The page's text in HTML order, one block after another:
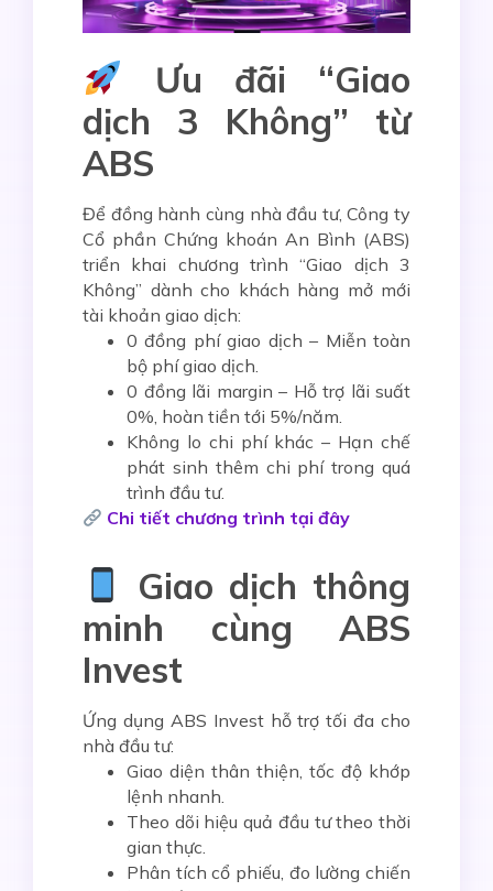
Ưu đãi “Giao
dịch 3 Không” từ
ABS
Để đồng hành cùng nhà đầu tư, Công ty
Cổ phần Chứng khoán An Bình (ABS)
triển khai chương trình“Giao dịch 3
Không” dành cho khách hàng mở mới
tài khoản giao dịch:
0 đồng phí giao dịch – Miễn toàn
bộ phí giao dịch.
0 đồng lãi margin – Hỗ trợ lãi suất
0%, hoàn tiền tới 5%/năm.
Không lo chi phí khác – Hạn chế
phát sinh thêm chi phí trong quá
trình đầu tư.
Chi tiết chương trình tại đây
Giao dịch thông
minh cùng ABS
Invest
Ứng dụng ABS Investhỗ trợ tối đa cho
nhà đầu tư:
Giao diện thân thiện, tốc độ khớp
lệnh nhanh.
Theo dõi hiệu quả đầu tư theo thời
gian thực.
Phân tích cổ phiếu, đo lường chiến